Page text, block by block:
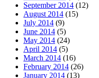
September 2014 (12)
August 2014 (15)
July 2014 (9)
June 2014 (5)
May 2014 (24)
April 2014 (5)
March 2014 (16)
February 2014 (26)
January 2014 (13)